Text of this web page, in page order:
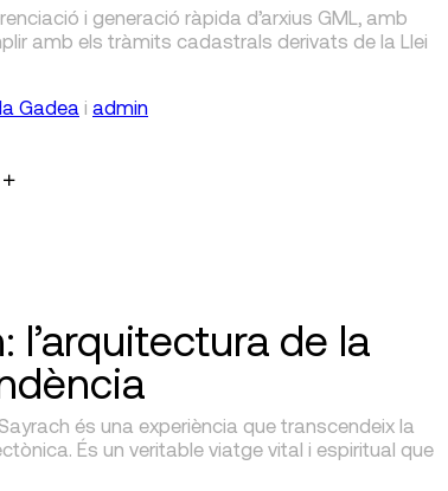
i generació ràpida d’arxius GML, amb
amb els tràmits cadastrals derivats de la Llei
Gadea i admin
l’arquitectura de la
és una experiència que transcendeix la
És un veritable viatge vital i espiritual que